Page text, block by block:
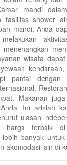
mandi
fasilitas shower
mandi. Anda
menenangkan
wisata
pantai dengan
Makanan
Ini adalah
ulasan
harga terbaik di
lebih banyak
akomodasi lain di